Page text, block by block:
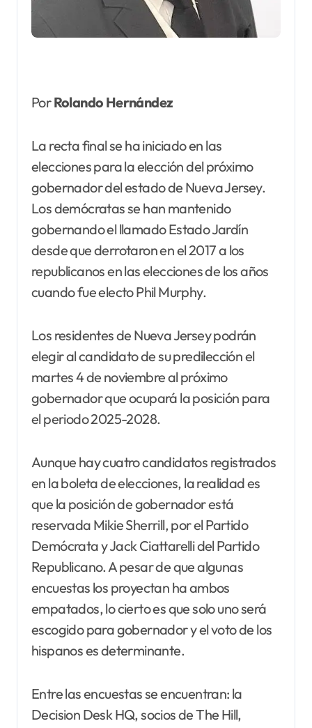
PorRolando Hernández
La recta final se ha iniciado en las
elecciones para la elección del próximo
gobernador del estado de Nueva Jersey.
Los demócratas se han mantenido
gobernando el llamado Estado Jardín
desde que derrotaron en el 2017 a los
republicanos en las elecciones de los años
cuando fue electo Phil Murphy.
Los residentes de Nueva Jersey podrán
elegir al candidato de su predilección el
martes 4 de noviembre al próximo
gobernador que ocupará la posición para
el periodo 2025-2028.
Aunque hay cuatro candidatos registrados
en la boleta de elecciones, la realidad es
que la posición de gobernador está
reservada Mikie Sherrill, por el Partido
Demócrata y Jack Ciattarelli del Partido
Republicano. A pesar de que algunas
encuestas los proyectan ha ambos
empatados, lo cierto es que solo uno será
escogido para gobernador y el voto de los
hispanos es determinante.
Entre las encuestas se encuentran: la
Decision Desk HQ, socios de The Hill,